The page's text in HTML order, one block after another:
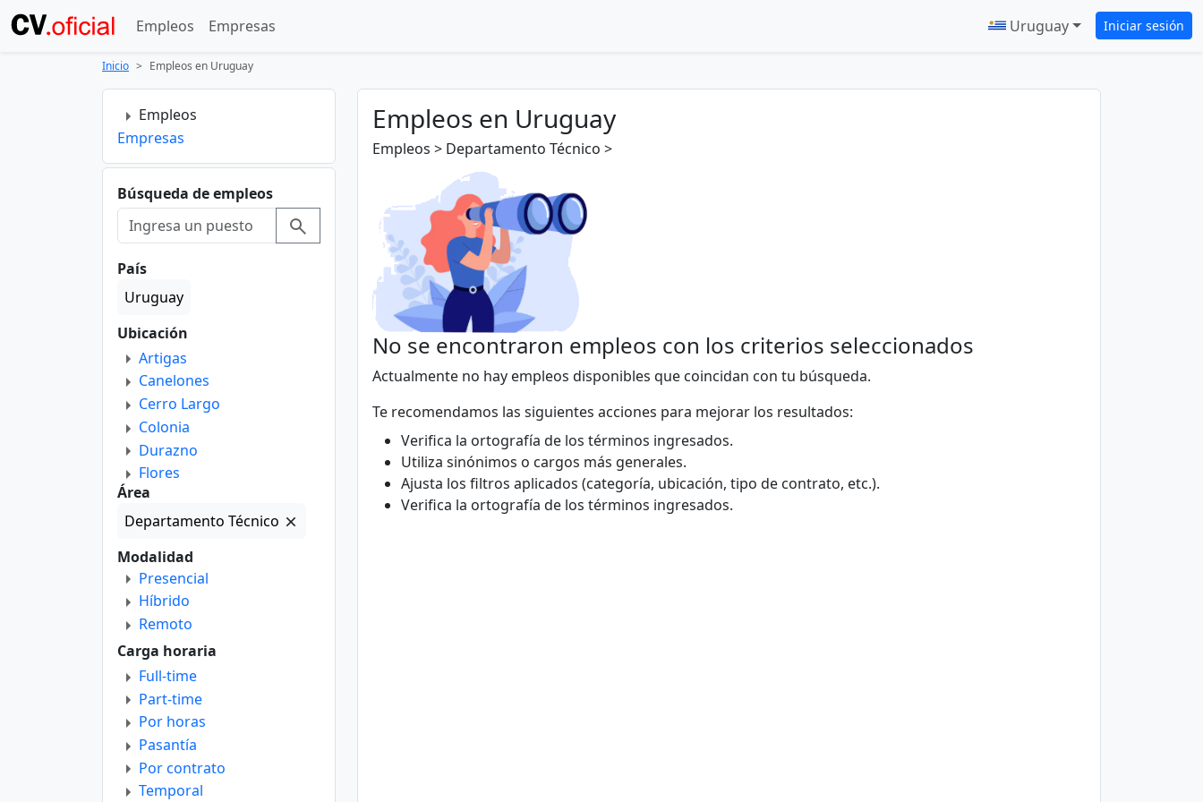
Empleos Empresas Uruguay Iniciar sesión
Inicio Empleos en Uruguay
Empleos
Empresas
Búsqueda de empleos
País
Uruguay
Ubicación
Artigas
Canelones
Cerro Largo
Colonia
Durazno
Flores
Florida
Lavalleja
Montevideo
Paysandú
Río Negro
Rivera
Rocha
Salto
San José
Soriano
Tacuarembó
Treinta Y Tres
Área
Departamento Técnico
Modalidad
Presencial
Híbrido
Remoto
Carga horaria
Full-time
Part-time
Por horas
Pasantía
Por contrato
Temporal
Empleos en Uruguay
Empleos > Departamento Técnico >
No se encontraron empleos con los criterios seleccionados
Actualmente no hay empleos disponibles que coincidan con tu búsqueda.
Te recomendamos las siguientes acciones para mejorar los resultados:
Verifica la ortografía de los términos ingresados.
Utiliza sinónimos o cargos más generales.
Ajusta los filtros aplicados (categoría, ubicación, tipo de contrato, etc.).
Verifica la ortografía de los términos ingresados.